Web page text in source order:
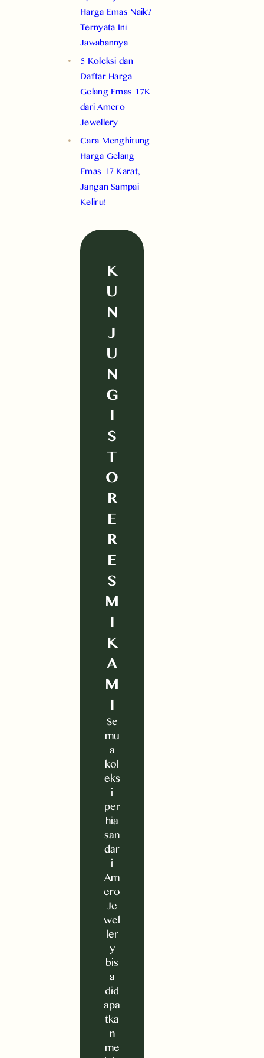
Harga Emas Naik?
Ternyata Ini
Jawabannya
5 Koleksi dan
Daftar Harga
Gelang Emas 17K
dari Amero
Jewellery
Cara Menghitung
Harga Gelang
Emas 17 Karat,
Jangan Sampai
Keliru!
K
U
N
J
U
N
G
I
S
T
O
R
E
R
E
S
M
I
K
A
M
I
Se
mu
a
kol
eks
i
per
hia
san
dar
i
Am
ero
Je
wel
ler
y
bis
a
did
apa
tka
n
me